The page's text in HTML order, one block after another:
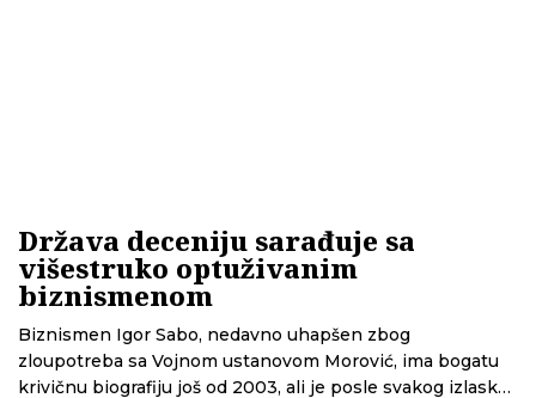
Država deceniju sarađuje sa
višestruko optuživanim
biznismenom
Biznismen Igor Sabo, nedavno uhapšen zbog
zloupotreba sa Vojnom ustanovom Morović, ima bogatu
krivičnu biografiju još od 2003, ali je posle svakog izlaska